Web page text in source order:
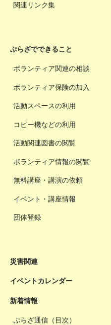
関連リンク集
ぷらざでできること
ボランティア関連の相談
ボランティア保険の加入
活動スペースの利用
コピー機などの利用
活動関連図書の閲覧
ボランティア情報の閲覧
無料講座・講演の依頼
イベント・講座情報
団体登録
災害関連
イベントカレンダー
新着情報
ぷらざ通信（目次）